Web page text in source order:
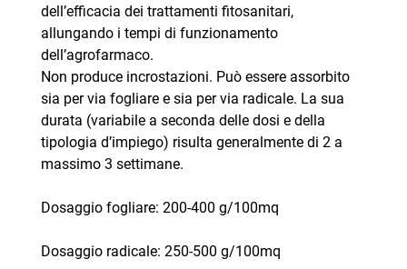
dell’efficacia dei trattamenti fitosanitari,
allungando i tempi di funzionamento
dell’agrofarmaco.
Non produce incrostazioni. Può essere assorbito
sia per via fogliare e sia per via radicale. La sua
durata (variabile a seconda delle dosi e della
tipologia d’impiego) risulta generalmente di 2 a
massimo 3 settimane.
Dosaggio fogliare: 200-400 g/100mq
Dosaggio radicale: 250-500 g/100mq